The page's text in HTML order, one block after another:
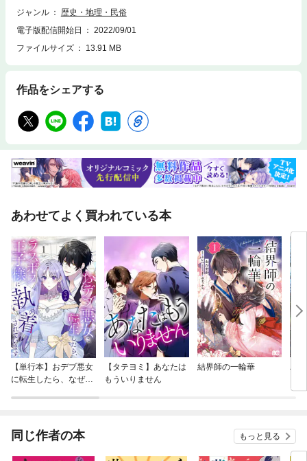
ジャンル
歴史・地理・民俗
電子版配信開始日
2022/09/01
ファイルサイズ
13.91 MB
作品をシェアする
あわせてよく買われている本
【単行本】おデブ悪女
に転生したら、なぜか
【タテヨミ】あなたは
もういりません
結界師の一輪華
バ
今
同じ作者の本 もっと見る